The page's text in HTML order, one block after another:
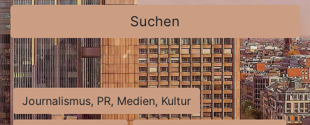
Suchen
Journalismus, PR, Medien, Kultur